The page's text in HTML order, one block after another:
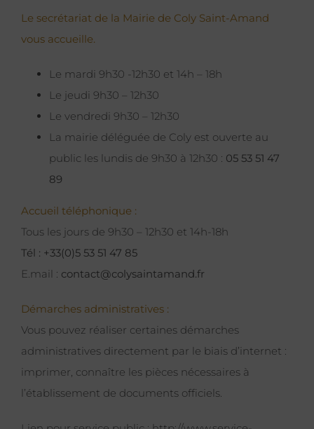
Le secrétariat de la Mairie de Coly Saint-Amand
vous accueille.
Le mardi 9h30 -12h30 et 14h – 18h
Le jeudi 9h30 – 12h30
Le vendredi 9h30 – 12h30
La mairie déléguée de Coly est ouverte au
public les lundis de 9h30 à 12h30 : 05 53 51 47
89
Accueil téléphonique :
Tous les jours de 9h30 – 12h30 et 14h-18h
Tél : +33(0)5 53 51 47 85
E.mail : contact@colysaintamand.fr
Démarches administratives :
Vous pouvez réaliser certaines démarches
administratives directement par le biais d’internet :
imprimer, connaître les pièces nécessaires à
l’établissement de documents officiels.